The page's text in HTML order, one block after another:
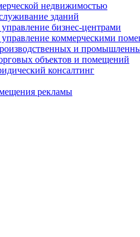
недвижимостью
зданий
бизнес-центрами
коммерческими
и
объектов и помещений
консалтинг
рекламы